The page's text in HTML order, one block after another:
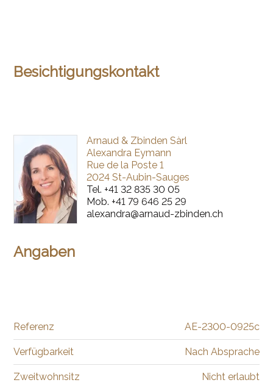
Besichtigungskontakt
Arnaud & Zbinden Sàrl
Alexandra Eymann
Rue de la Poste 1
2024 St-Aubin-Sauges
Tel. +41 32 835 30 05
Mob. +41 79 646 25 29
alexandra@arnaud-zbinden.ch
Angaben
Referenz AE-2300-0925c
Verfügbarkeit Nach Absprache
Zweitwohnsitz Nicht erlaubt